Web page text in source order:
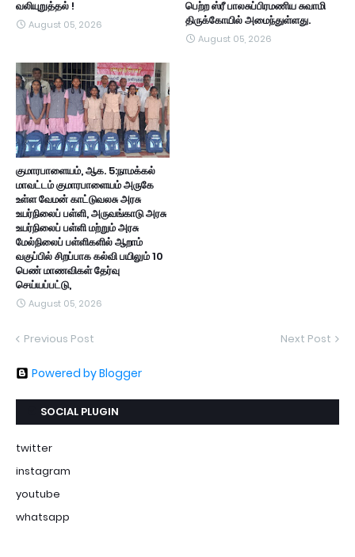
வலியுறுத்தல் !
August 05, 2026
பெற்ற ஸ்ரீ பாலசுப்பிரமணிய சுவாமி
திருக்கோயில் அமைந்துள்ளது.
August 05, 2026
குமாரபாளையம், ஆக. 5:நாமக்கல்
மாவட்டம் குமாரபாளையம் அருகே
உள்ள வேமன் காட்டுவலசு அரசு
உயர்நிலைப் பள்ளி, அருவங்காடு அரசு
உயர்நிலைப் பள்ளி மற்றும் அரசு
மேல்நிலைப் பள்ளிகளில் ஆறாம்
வகுப்பில் சிறப்பாக கல்வி பயிலும் 10
பெண் மாணவிகள் தேர்வு
செய்யப்பட்டு,
August 05, 2026
Previous Post Next Post
Powered by Blogger
SOCIAL PLUGIN
twitter
instagram
youtube
whatsapp